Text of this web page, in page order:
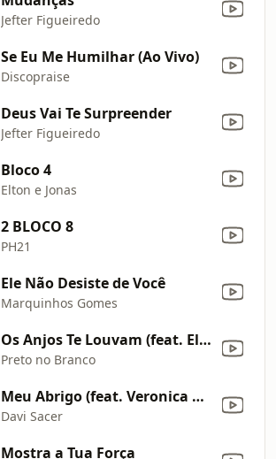
Jefter Figueiredo
Se Eu Me Humilhar (Ao Vivo)
Discopraise
Deus Vai Te Surpreender
Jefter Figueiredo
Bloco 4
Elton e Jonas
2 BLOCO 8
PH21
Ele Não Desiste de Você
Marquinhos Gomes
Os Anjos Te Louvam (feat. Eli Soares)
Preto no Branco
Meu Abrigo (feat. Veronica Sacer) [Ao Vivo]
Davi Sacer
Mostra a Tua Força